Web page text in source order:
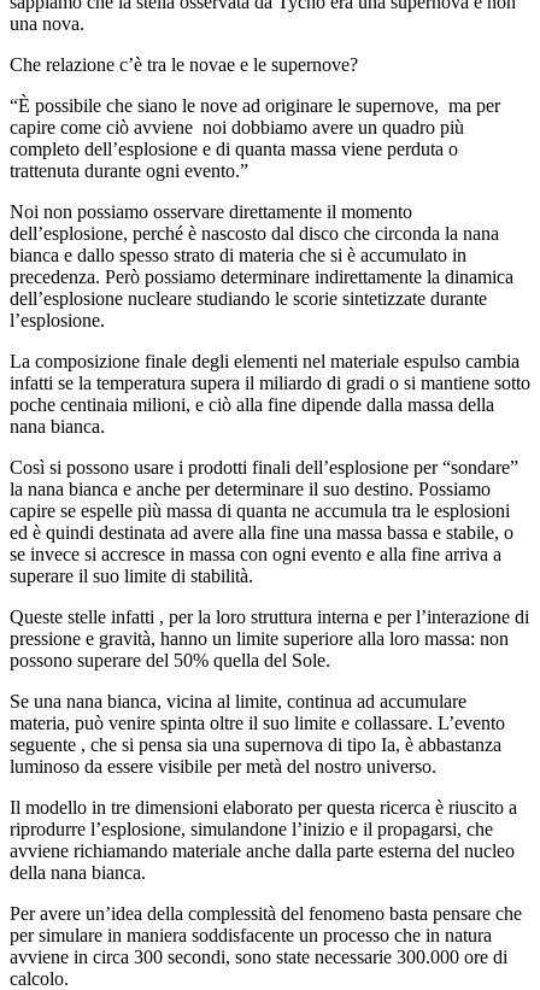
una nova.
Che relazione c’è tra le novae e le supernove?
“È possibile che siano le nove ad originare le supernove, ma per
capire come ciò avviene noi dobbiamo avere un quadro più
completo dell’esplosione e di quanta massa viene perduta o
trattenuta durante ogni evento.”
Noi non possiamo osservare direttamente il momento
dell’esplosione, perché è nascosto dal disco che circonda la nana
bianca e dallo spesso strato di materia che si è accumulato in
precedenza. Però possiamo determinare indirettamente la dinamica
dell’esplosione nucleare studiando le scorie sintetizzate durante
l’esplosione.
La composizione finale degli elementi nel materiale espulso cambia
infatti se la temperatura supera il miliardo di gradi o si mantiene sotto
poche centinaia milioni, e ciò alla fine dipende dalla massa della
nana bianca.
Così si possono usare i prodotti finali dell’esplosione per “sondare”
la nana bianca e anche per determinare il suo destino. Possiamo
capire se espelle più massa di quanta ne accumula tra le esplosioni
ed è quindi destinata ad avere alla fine una massa bassa e stabile, o
se invece si accresce in massa con ogni evento e alla fine arriva a
superare il suo limite di stabilità.
Queste stelle infatti , per la loro struttura interna e per l’interazione di
pressione e gravità, hanno un limite superiore alla loro massa: non
possono superare del 50% quella del Sole.
Se una nana bianca, vicina al limite, continua ad accumulare
materia, può venire spinta oltre il suo limite e collassare. L’evento
seguente , che si pensa sia una supernova di tipo Ia, è abbastanza
luminoso da essere visibile per metà del nostro universo.
Il modello in tre dimensioni elaborato per questa ricerca è riuscito a
riprodurre l’esplosione, simulandone l’inizio e il propagarsi, che
avviene richiamando materiale anche dalla parte esterna del nucleo
della nana bianca.
Per avere un’idea della complessità del fenomeno basta pensare che
per simulare in maniera soddisfacente un processo che in natura
avviene in circa 300 secondi, sono state necessarie 300.000 ore di
calcolo.